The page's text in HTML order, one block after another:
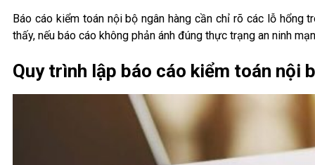
Báo cáo kiểm toán nội bộ ngân hàng cần chỉ rõ các lỗ hổng
thấy, nếu báo cáo không phản ánh đúng thực trạng an ninh
Quy trình lập báo cáo kiểm toán nội